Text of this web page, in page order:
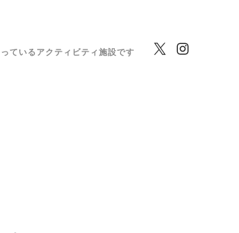
いるアクティビティ施設です